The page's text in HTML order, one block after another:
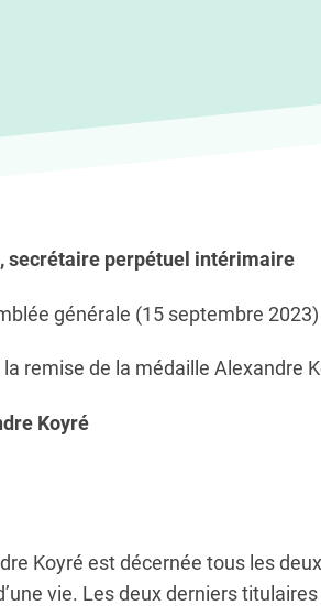
secrétaire perpétuel intérimaire
générale (15 septembre 2023)
remise de la médaille Alexandre
Koyré
Koyré est décernée tous les
vie. Les deux derniers